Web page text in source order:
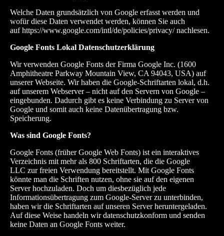
Welche Daten grundsätzlich von Google erfasst werden und
wofür diese Daten verwendet werden, können Sie auch
aufhttps://www.google.com/intl/de/policies/privacy/nachlesen.
Google Fonts Lokal Datenschutzerklärung
Wir verwenden Google Fonts der Firma Google Inc. (1600
Amphitheatre Parkway Mountain View, CA 94043, USA) auf
unserer Webseite. Wir haben die Google-Schriftarten lokal, d.h.
auf unserem Webserver – nicht auf den Servern von Google –
eingebunden. Dadurch gibt es keine Verbindung zu Server von
Google und somit auch keine Datenübertragung bzw.
Speicherung.
Was sind Google Fonts?
Google Fonts (früher Google Web Fonts) ist ein interaktives
Verzeichnis mit mehr als 800 Schriftarten, die die Google
LLC zur freien Verwendung bereitstellt. Mit Google Fonts
könnte man die Schriften nutzen, ohne sie auf den eigenen
Server hochzuladen. Doch um diesbezüglich jede
Informationsübertragung zum Google-Server zu unterbinden,
haben wir die Schriftarten auf unseren Server heruntergeladen.
Auf diese Weise handeln wir datenschutzkonform und senden
keine Daten an Google Fonts weiter.